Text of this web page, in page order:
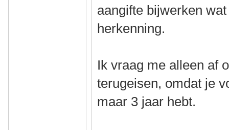
aangifte bijwerken
herkenning.
Ik vraag me alleen af
terugeisen, omdat je
maar 3 jaar hebt.